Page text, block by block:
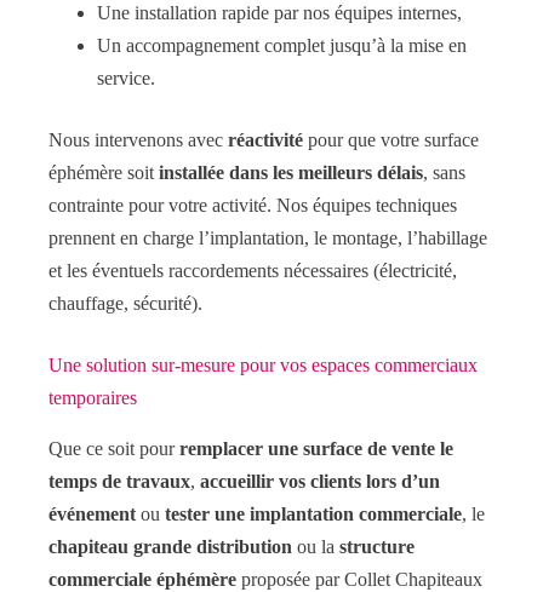
Une installation rapide par nos équipes internes,
Un accompagnement complet jusqu’à la mise en
service.
Nous intervenons avec réactivité pour que votre surface
éphémère soit installée dans les meilleurs délais, sans
contrainte pour votre activité. Nos équipes techniques
prennent en charge l’implantation, le montage, l’habillage
et les éventuels raccordements nécessaires (électricité,
chauffage, sécurité).
Une solution sur-mesure pour vos espaces commerciaux
temporaires
Que ce soit pourremplacer une surface de vente le
temps de travaux, accueillir vos clients lors d’un
événement ou tester une implantation commerciale, le
chapiteau grande distribution ou la structure
commerciale éphémère proposée par Collet Chapiteaux